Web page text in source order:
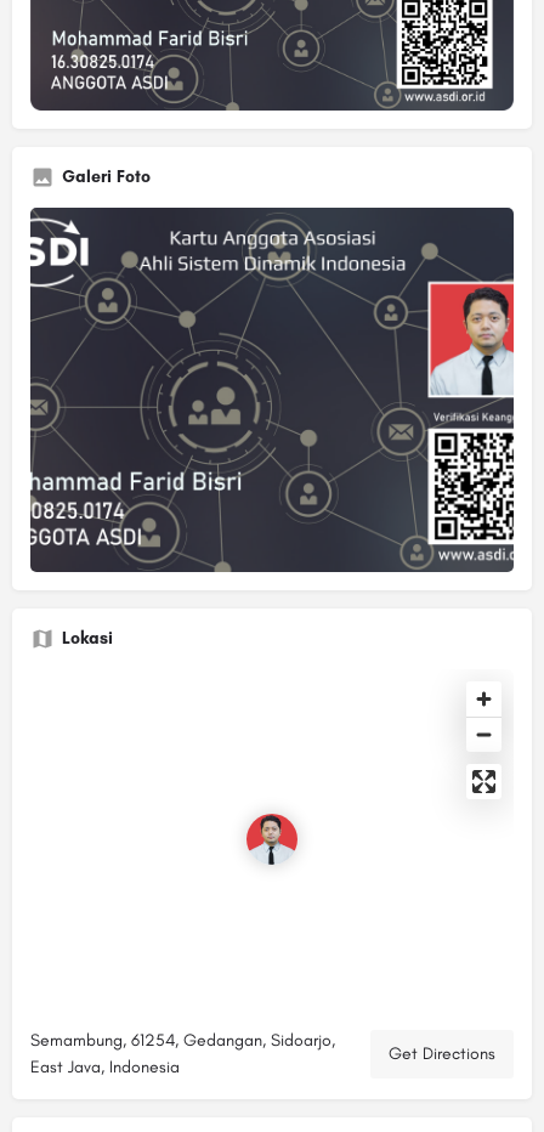
Galeri Foto
Lokasi
Semambung, 61254, Gedangan, Sidoarjo,
East Java, Indonesia
Get Directions